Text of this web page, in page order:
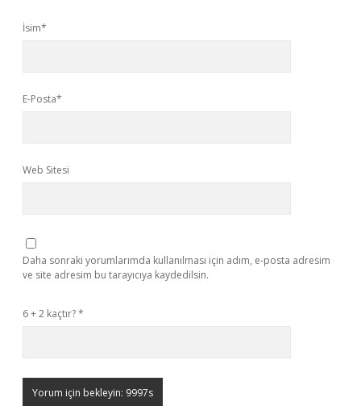
İsim*
E-Posta*
Web Sitesi
Daha sonraki yorumlarımda kullanılması için adım, e-posta adresim
ve site adresim bu tarayıcıya kaydedilsin.
6 + 2 kaçtır?*